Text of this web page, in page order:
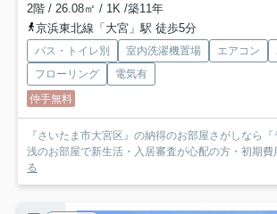
2階 / 26.08㎡ / 1K /築11年
京浜東北線「大宮」駅 徒歩5分
バス・トイレ別 室内洗濯機置場 エアコン
フローリング
電気有
仲手無料
『さいたま市大宮区』の納得のお部屋さがしなら
浅のお部屋で新生活・入居審査が心配の方・初期費
る